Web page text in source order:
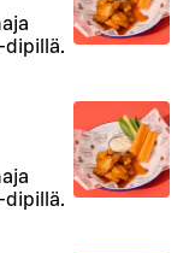
dipillä.
dipillä.